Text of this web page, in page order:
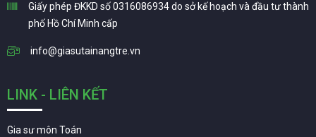
Giấy phép ĐKKD số 0316086934 do sở kế hoạch và đầu tư thành
phố Hồ Chí Minh cấp
info@giasutainangtre.vn
LINK - LIÊN KẾT
Gia sư môn Toán